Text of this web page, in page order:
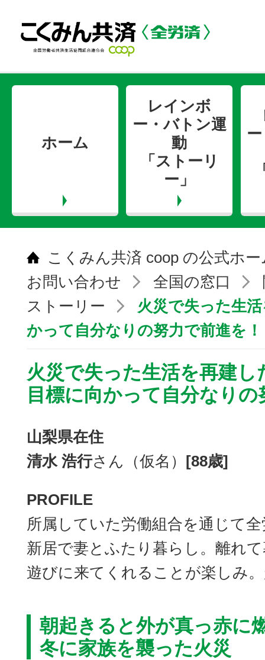
ホーム
レインボ
ー・バトン運
動
「ストーリ
ー」
こくみん共済 coop の公式ホ
お問い合わせ
全国の窓口
ストーリー
火災で失った生
かって自分なりの努力で前進を！
火災で失った生活を再建し
目標に向かって自分なり
山梨県在住
清水 浩行さん（仮名） [88歳]
PROFILE
所属していた労働組合を通じて
新居で妻とふたり暮らし。離れ
遊びに来てくれることが楽しみ
朝起きると外が真っ赤に
冬に家族を襲った火災